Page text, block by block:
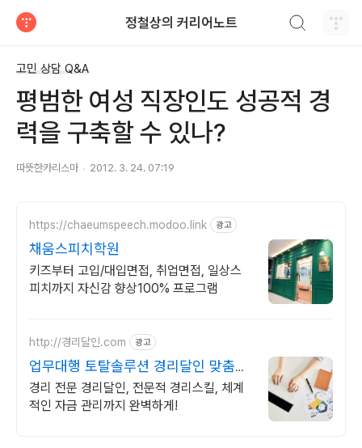
정철상의 커리어노트
고민 상담 Q&A
평범한 여성 직장인도 성공적 경
력을 구축할 수 있나?
따뜻한카리스마 2012. 3. 24. 07:19
https://chaeumspeech.modoo.link 광고
채움스피치학원
키즈부터 고입/대입면접, 취업면접, 일상스
피치까지 자신감 향상100% 프로그램
http://경리달인.com 광고
업무대행 토탈솔루션 경리달인 맞춤형
경리 아웃소싱
경리 전문 경리달인, 전문적 경리스킬, 체계
적인 자금 관리까지 완벽하게!